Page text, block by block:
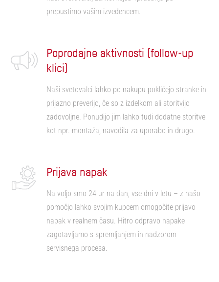
prepustimo vašim izvedencem.
Poprodajne aktivnosti (follow-up
klici)
Naši svetovalci lahko po nakupu pokličejo stranke in
prijazno preverijo, če so z izdelkom ali storitvijo
zadovoljne. Ponudijo jim lahko tudi dodatne storitve
kot npr. montaža, navodila za uporabo in drugo.
Prijava napak
Na voljo smo 24 ur na dan, vse dni v letu – z našo
pomočjo lahko svojim kupcem omogočite prijavo
napak v realnem času. Hitro odpravo napake
zagotavljamo s spremljanjem in nadzorom
servisnega procesa.